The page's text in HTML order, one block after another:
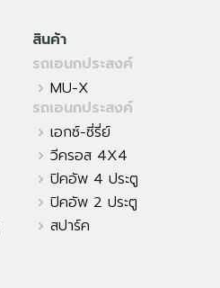
สินค้า
รถเอนกประสงค์
MU-X
รถเอนกประสงค์
เอกซ์-ซี่รี่ย์
วีครอส 4X4
ปิคอัพ 4 ประตู
ปิคอัพ 2 ประตู
สปาร์ค